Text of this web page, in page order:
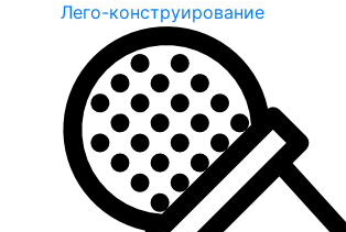
Лего-конструирование